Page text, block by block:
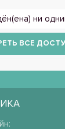
ни
ВСЕ